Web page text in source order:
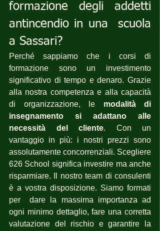
formazione degli addetti
antincendio in una  scuola
a Sassari?
Perché sappiamo che i corsi di
formazione sono un investimento
significativo di tempo e denaro. Grazie
alla nostra competenza e alla capacità
di organizzazione, le modalità di
insegnamento si adattano alle
necessità del cliente. Con un
vantaggio in più: i nostri prezzi sono
assolutamente concorrenziali. Scegliere
626 School significa investire ma anche
risparmiare. Il nostro team di consulenti
è a vostra disposizione. Siamo formati
per  dare la massima importanza ad
ogni minimo dettaglio, fare una corretta
valutazione del rischio e garantire la